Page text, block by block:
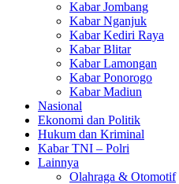
Kabar Jombang
Kabar Nganjuk
Kabar Kediri Raya
Kabar Blitar
Kabar Lamongan
Kabar Ponorogo
Kabar Madiun
Nasional
Ekonomi dan Politik
Hukum dan Kriminal
Kabar TNI – Polri
Lainnya
Olahraga & Otomotif